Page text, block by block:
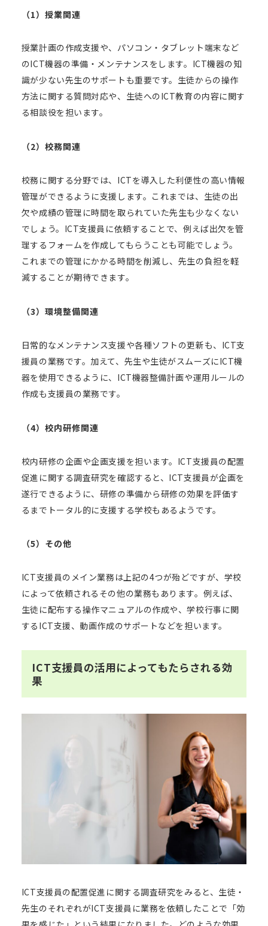
（1）授業関連
授業計画の作成支援や、パソコン・タブレット端末など
のICT機器の準備・メンテナンスをします。ICT機器の知
識が少ない先生のサポートも重要です。生徒からの操作
方法に関する質問対応や、生徒へのICT教育の内容に関す
る相談役を担います。
（2）校務関連
校務に関する分野では、ICTを導入した利便性の高い情報
管理ができるように支援します。これまでは、生徒の出
欠や成績の管理に時間を取られていた先生も少なくない
でしょう。ICT支援員に依頼することで、例えば出欠を管
理するフォームを作成してもらうことも可能でしょう。
これまでの管理にかかる時間を削減し、先生の負担を軽
減することが期待できます。
（3）環境整備関連
日常的なメンテナンス支援や各種ソフトの更新も、ICT支
援員の業務です。加えて、先生や生徒がスムーズにICT機
器を使用できるように、ICT機器整備計画や運用ルールの
作成も支援員の業務です。
（4）校内研修関連
校内研修の企画や企画支援を担います。 ICT支援員の配置
促進に関する調査研究を確認すると、ICT支援員が企画を
遂行できるように、研修の準備から研修の効果を評価す
るまでトータル的に支援する学校もあるようです。
（5）その他
ICT支援員のメイン業務は上記の4つが殆どですが、学校
によって依頼されるその他の業務もあります。例えば、
生徒に配布する操作マニュアルの作成や、学校行事に関
するICT支援、動画作成のサポートなどを担います。
ICT支援員の活用によってもたらされる効
果
ICT支援員の配置促進に関する調査研究をみると、生徒・
先生のそれぞれがICT支援員に業務を依頼したことで「効